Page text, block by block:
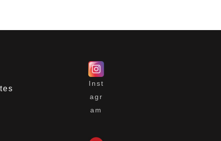
Inst
agr
am